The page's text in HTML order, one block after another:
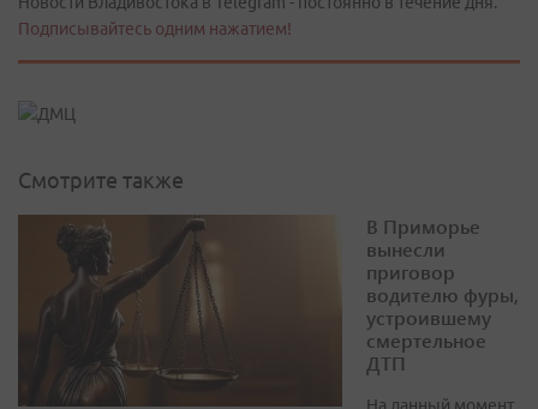
Подписывайтесь одним нажатием!
Смотрите также
В Приморье
вынесли
приговор
водителю фуры,
устроившему
смертельное
ДТП